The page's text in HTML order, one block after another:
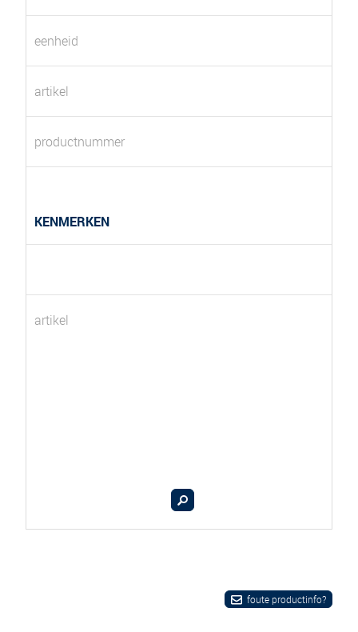
eenheid
artikel
productnummer
KENMERKEN
artikel
foute productinfo?